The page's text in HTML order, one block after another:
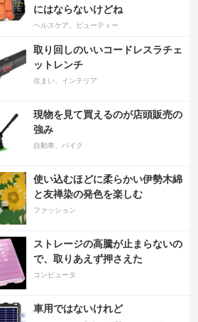
にはならないけどね
ヘルスケア、ビューティー
取り回しのいいコードレスラチェ
ットレンチ
住まい、インテリア
現物を見て買えるのが店頭販売の
強み
自動車、バイク
使い込むほどに柔らかい伊勢木綿
と友禅染の発色を楽しむ
ファッション
ストレージの高騰が止まらないの
で、取りあえず押さえた
コンピュータ
車用ではないけれど